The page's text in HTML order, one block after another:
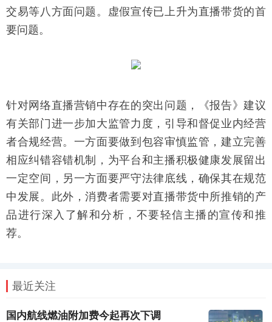
交易等八方面问题。虚假宣传已上升为直播带货的首
要问题。
针对网络直播营销中存在的突出问题，《报告》建议
有关部门进一步加大监管力度，引导和督促业内经营
者合规经营。一方面要做到包容审慎监管，建立完善
相应纠错容错机制，为平台和主播积极健康发展留出
一定空间，另一方面要严守法律底线，确保其在规范
中发展。此外，消费者需要对直播带货中所推销的产
品进行深入了解和分析，不要轻信主播的宣传和推
荐。
最近关注
国内航线燃油附加费今起再次下调